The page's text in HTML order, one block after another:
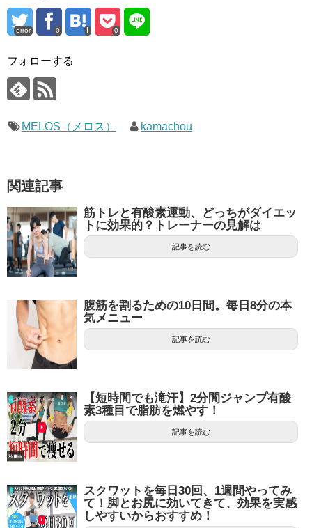
error 0 0
フォローする
MELOS（メロス） kamachou
関連記事
筋トレと有酸素運動、どっちがダイエッ
トに効果的？トレーナーの見解は
記事を読む
腹筋を割るための10日間。毎日8分の本
気メニュー
記事を読む
【短時間でも滝汗】2分間ジャンプ有酸
素3種目で脂肪を燃やす！
記事を読む
スクワットを毎日30回、1週間やってみ
て！脚とお尻に効いてきて、効果を実感
しやすいからおすすめ！